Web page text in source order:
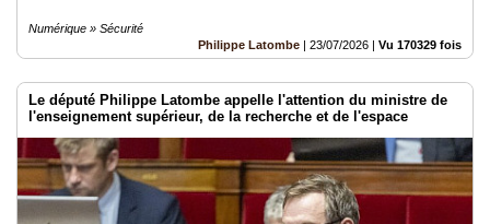
Numérique » Sécurité
Philippe Latombe | 23/07/2026 | Vu 170329 fois
Le député Philippe Latombe appelle l'attention du ministre de
l'enseignement supérieur, de la recherche et de l'espace